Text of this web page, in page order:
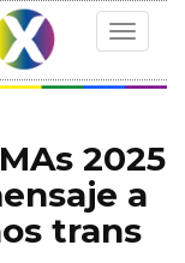
Toggle
2025
a
trans